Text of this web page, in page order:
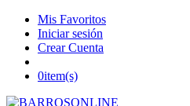
Mis Favoritos
Iniciar sesión
Crear Cuenta
0item(s)